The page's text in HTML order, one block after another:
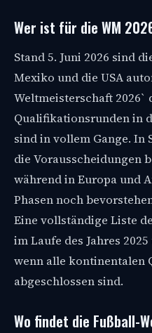
Wer ist für die WM
Stand 5. Juni 2026 sind
Mexiko und die USA
Weltmeisterschaft 2026`
Qualifikationsrunden in
sind in vollem Gange. In
die Vorausscheidungen
während in Europa und
Phasen noch
Eine vollständige Liste
im Laufe des Jahres
wenn alle kontinentalen
abgeschlossen sind.
Wo findet die Fußball-